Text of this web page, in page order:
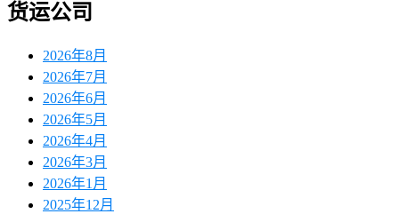
货运公司
2026年8月
2026年7月
2026年6月
2026年5月
2026年4月
2026年3月
2026年1月
2025年12月